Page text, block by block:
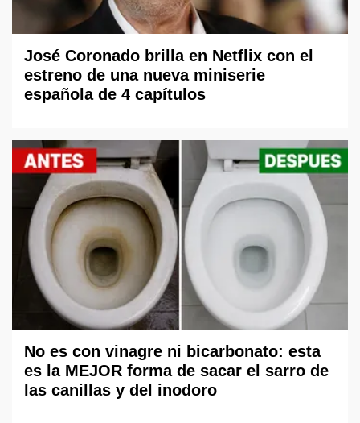
José Coronado brilla en Netflix con el
estreno de una nueva miniserie
española de 4 capítulos
No es con vinagre ni bicarbonato: esta
es la MEJOR forma de sacar el sarro de
las canillas y del inodoro